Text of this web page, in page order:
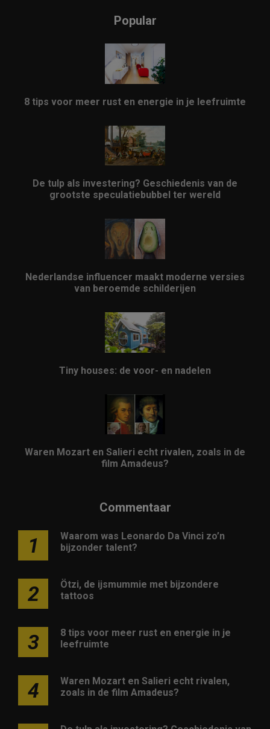
Popular
8 tips voor meer rust en energie in je leefruimte
De tulp als investering? Geschiedenis van de
grootste speculatiebubbel ter wereld
Nederlandse influencer maakt moderne versies
van beroemde schilderijen
Tiny houses: de voor- en nadelen
Waren Mozart en Salieri echt rivalen, zoals in de
film Amadeus?
Commentaar
1
Waarom was Leonardo Da Vinci zo’n
bijzonder talent?
2
Ötzi, de ijsmummie met bijzondere
tattoos
3
8 tips voor meer rust en energie in je
leefruimte
4
Waren Mozart en Salieri echt rivalen,
zoals in de film Amadeus?